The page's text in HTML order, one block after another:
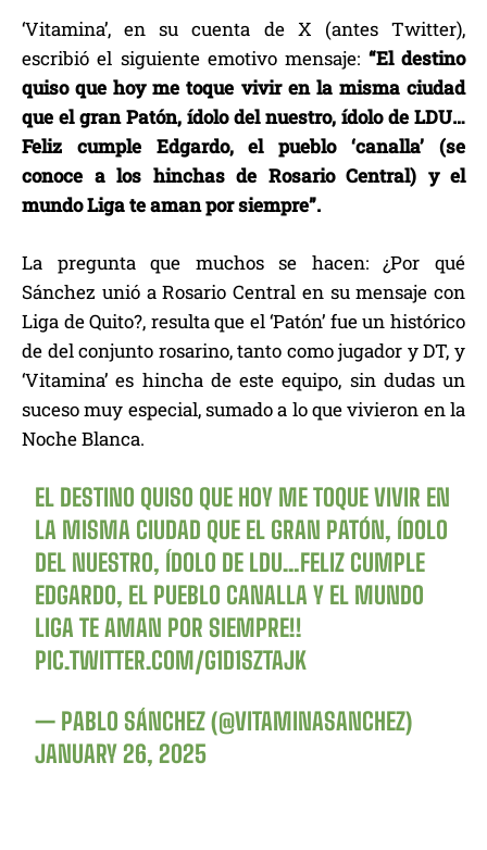
‘Vitamina’, en su cuenta de X (antes Twitter),
escribió el siguiente emotivo mensaje: “El destino
quiso que hoy me toque vivir en la misma ciudad
que el gran Patón, ídolo del nuestro, ídolo de LDU…
Feliz cumple Edgardo, el pueblo ‘canalla’ (se
conoce a los hinchas de Rosario Central) y el
mundo Liga te aman por siempre”.
La pregunta que muchos se hacen: ¿Por qué
Sánchez unió a Rosario Central en su mensaje con
Liga de Quito?, resulta que el ‘Patón’ fue un histórico
de del conjunto rosarino, tanto como jugador y DT, y
‘Vitamina’ es hincha de este equipo, sin dudas un
suceso muy especial, sumado a lo que vivieron en la
Noche Blanca.
EL DESTINO QUISO QUE HOY ME TOQUE VIVIR EN
LA MISMA CIUDAD QUE EL GRAN PATÓN, ÍDOLO
DEL NUESTRO, ÍDOLO DE LDU…FELIZ CUMPLE
EDGARDO, EL PUEBLO CANALLA Y EL MUNDO
LIGA TE AMAN POR SIEMPRE!!
PIC.TWITTER.COM/G1D1SZTAJK
— PABLO SÁNCHEZ (@VITAMINASANCHEZ)
JANUARY 26, 2025